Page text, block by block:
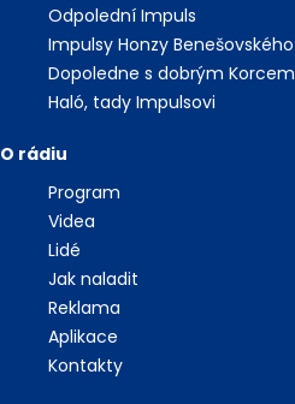
Odpolední Impuls
Impulsy Honzy Benešovského
Dopoledne s dobrým Korcem
Haló, tady Impulsovi
O rádiu
Program
Videa
Lidé
Jak naladit
Reklama
Aplikace
Kontakty